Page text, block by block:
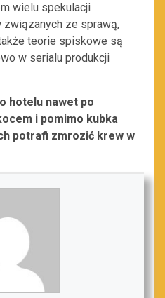
wielu spekulacji
związanych ze sprawą,
teorie spiskowe są
w serialu produkcji
hotelu nawet po
i pomimo kubka
potrafi zmrozić krew w